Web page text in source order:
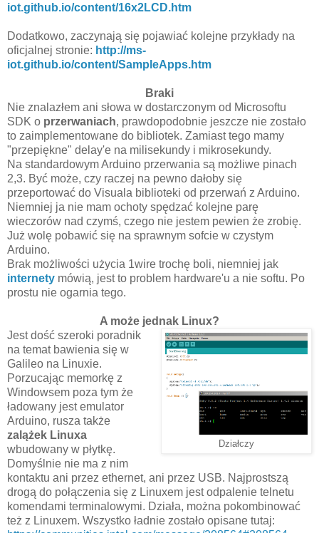
iot.github.io/content/16x2LCD.htm
Dodatkowo, zaczynają się pojawiać kolejne przykłady na
oficjalnej stronie: http://ms-
iot.github.io/content/SampleApps.htm
Braki
Nie znalazłem ani słowa w dostarczonym od Microsoftu
SDK o przerwaniach, prawdopodobnie jeszcze nie zostało
to zaimplementowane do bibliotek. Zamiast tego mamy
"przepiękne" delay'e na milisekundy i mikrosekundy.
Na standardowym Arduino przerwania są możliwe pinach
2,3. Być może, czy raczej na pewno dałoby się
przeportować do Visuala biblioteki od przerwań z Arduino.
Niemniej ja nie mam ochoty spędzać kolejne parę
wieczorów nad czymś, czego nie jestem pewien że zrobię.
Już wolę pobawić się na sprawnym sofcie w czystym
Arduino.
Brak możliwości użycia 1wire trochę boli, niemniej jak
internety mówią, jest to problem hardware'u a nie softu. Po
prostu nie ogarnia tego.
A może jednak Linux?
Działczy
Jest dość szeroki poradnik
na temat bawienia się w
Galileo na Linuxie.
Porzucając memorkę z
Windowsem poza tym że
ładowany jest emulator
Arduino, rusza także
zalążek Linuxa
wbudowany w płytkę.
Domyślnie nie ma z nim
kontaktu ani przez ethernet, ani przez USB. Najprostszą
drogą do połączenia się z Linuxem jest odpalenie telnetu
komendami terminalowymi. Działa, można pokombinować
też z Linuxem. Wszystko ładnie zostało opisane tutaj: